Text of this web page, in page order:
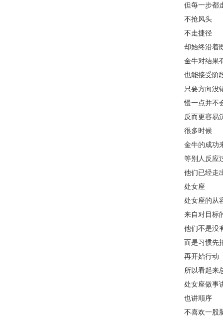
但每一步都
不抢风头
不走捷径
却始终沿着
金牛对结果
也能接受阶
只要方向没
慢一点并不
反而更容易
很多时候
金牛的成功
等别人反应
他们已经走
处女座
处女座的从
来自对目标
他们不是没
而是习惯先
再开始行动
所以看起来
处女座做事
也讲顺序
不喜欢一股